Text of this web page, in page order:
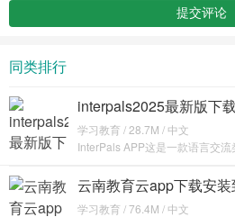
同类排行
interpals2025最新版下
学习教育 / 28.7M / 中文
InterPals APP这是一款语言交流
云南教育云app下载安
v30.0.47
学习教育 / 76.4M / 中文